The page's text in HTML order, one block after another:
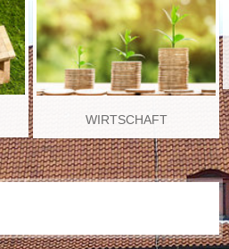
WIRTSCHAFT